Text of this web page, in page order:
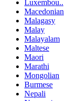
Luxembou..
Macedonian
Malagasy
Malay
Malayalam
Maltese
Maori
Marathi
Mongolian
Burmese
Nepali